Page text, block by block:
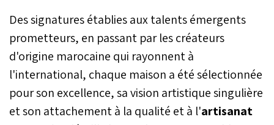
Des signatures établies aux talents émergents
prometteurs, en passant par les créateurs
d'origine marocaine qui rayonnent à
l'international, chaque maison a été sélectionnée
pour son excellence, sa vision artistique singulière
et son attachement à la qualité et à l'artisanat